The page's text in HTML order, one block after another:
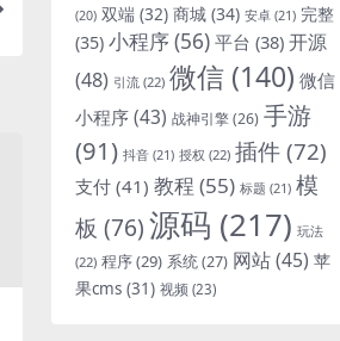
(20) 双端 (32) 商城 (34) 安卓 (21) 完整
(35) 小程序(56) 平台 (38) 开源
(48) 引流 (22) 微信 (140) 微信
小程序(43) 战神引擎(26) 手游
(91) 抖音 (21) 授权 (22) 插件 (72)
支付 (41) 教程 (55) 标题 (21) 模
板 (76)源码 (217) 玩法
(22) 程序(29) 系统(27) 网站(45) 苹
果cms (31) 视频 (23)